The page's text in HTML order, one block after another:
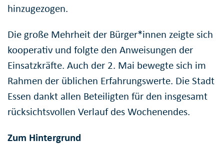
hinzugezogen.
Die große Mehrheit der Bürger*innen zeigte sich
kooperativ und folgte den Anweisungen der
Einsatzkräfte. Auch der 2. Mai bewegte sich im
Rahmen der üblichen Erfahrungswerte. Die Stadt
Essen dankt allen Beteiligten für den insgesamt
rücksichtsvollen Verlauf des Wochenendes.
Zum Hintergrund